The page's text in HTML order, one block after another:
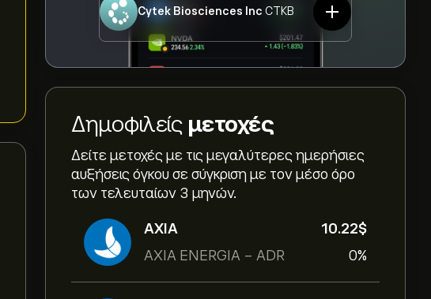
Cytek Biosciences Inc CTKB
Δημοφιλείς μετοχές
Δείτε μετοχές με τις μεγαλύτερες ημερήσιες
αυξήσεις όγκου σε σύγκριση με τον μέσο όρο
των τελευταίων 3 μηνών.
AXIA
AXIA ENERGIA - ADR
10.22‎$‎
0%